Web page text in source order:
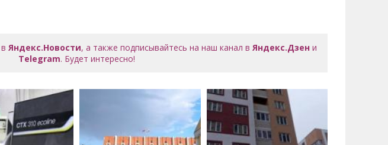
вЯндекс.Новости, а также подписывайтесь на наш канал вЯндекс.Дзен и
Telegram. Будет интересно!